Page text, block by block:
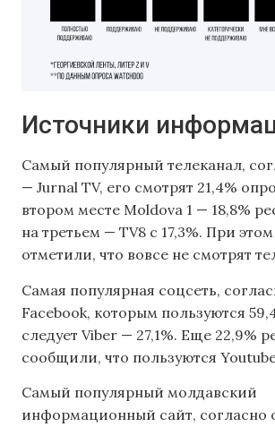
Источники
Самый популярный телеканал,
— Jurnal TV, его смотрят 21,4%
втором месте Moldova 1 — 18,8%
на третьем — TV8 с 17,3%. При этом
отметили, что вовсе не смотрят
Самая популярная соцсеть,
Facebook, которым пользуются
следует Viber — 27,1%. Еще 22,9%
сообщили, что пользуются
Самый популярный молдавский
информационный сайт, согласно